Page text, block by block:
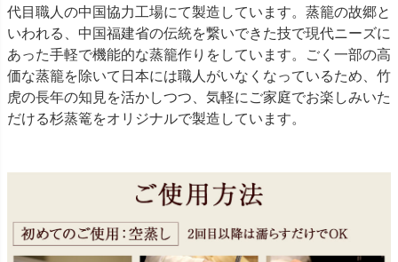
代目職人の中国協力工場にて製造しています。蒸籠の故郷と
いわれる、中国福建省の伝統を繋いできた技で現代ニーズに
あった手軽で機能的な蒸籠作りをしています。ごく一部の高
価な蒸籠を除いて日本には職人がいなくなっているため、竹
虎の長年の知見を活かしつつ、気軽にご家庭でお楽しみいた
だける杉蒸篭をオリジナルで製造しています。